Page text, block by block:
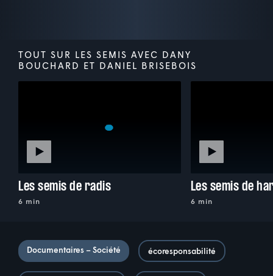
TOUT SUR LES SEMIS AVEC DANY
BOUCHARD ET DANIEL BRISEBOIS
Les semis de radis
6 min
Les semis de
6 min
Documentaires – Société écoresponsabilité